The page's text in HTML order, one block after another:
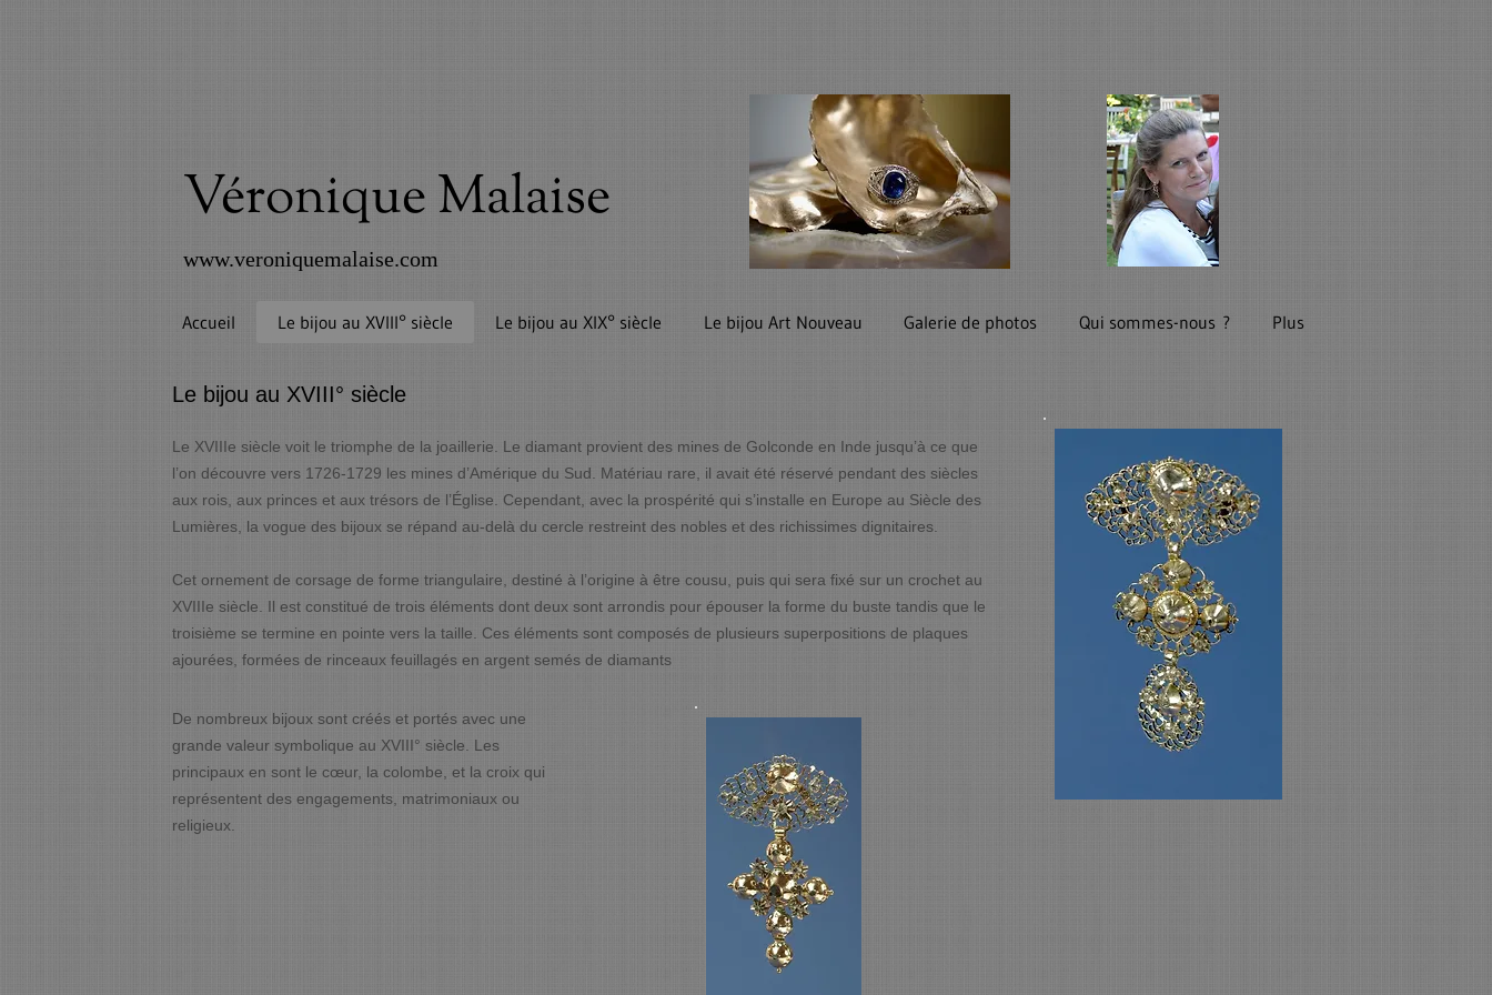
Véronique Malaise
www.veroniquemalaise.com
Accueil Le bijou au XVIII° siècle Le bijou au XIX° siècle Le bijou Art Nouveau Galerie de photos Qui sommes-nous ? Plus
Le bijou au XVIII° siècle
Le XVIIIe siècle voit le triomphe de la joaillerie. Le diamant provient des mines de Golconde en Inde jusqu’à ce que
l’on découvre vers 1726-1729 les mines d’Amérique du Sud. Matériau rare, il avait été réservé pendant des siècles
aux rois, aux princes et aux trésors de l’Église. Cependant, avec la prospérité qui s’installe en Europe au Siècle des
Lumières, la vogue des bijoux se répand au-delà du cercle restreint des nobles et des richissimes dignitaires.
Cet ornement de corsage de forme triangulaire, destiné à l’origine à être cousu, puis qui sera fixé sur un crochet au
XVIIIe siècle. Il est constitué de trois éléments dont deux sont arrondis pour épouser la forme du buste tandis que le
troisième se termine en pointe vers la taille. Ces éléments sont composés de plusieurs superpositions de plaques
ajourées, formées de rinceaux feuillagés en argent semés de diamants
De nombreux bijoux sont créés et portés avec une
grande valeur symbolique au XVIII° siècle. Les
principaux en sont le cœur, la colombe, et la croix qui
représentent des engagements, matrimoniaux ou
religieux.